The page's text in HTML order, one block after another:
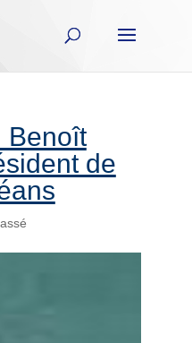
Benoît
de